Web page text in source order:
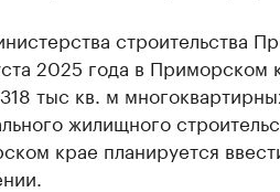
строительства
2025 года в Приморском
тыс кв. м
жилищного
крае планируется